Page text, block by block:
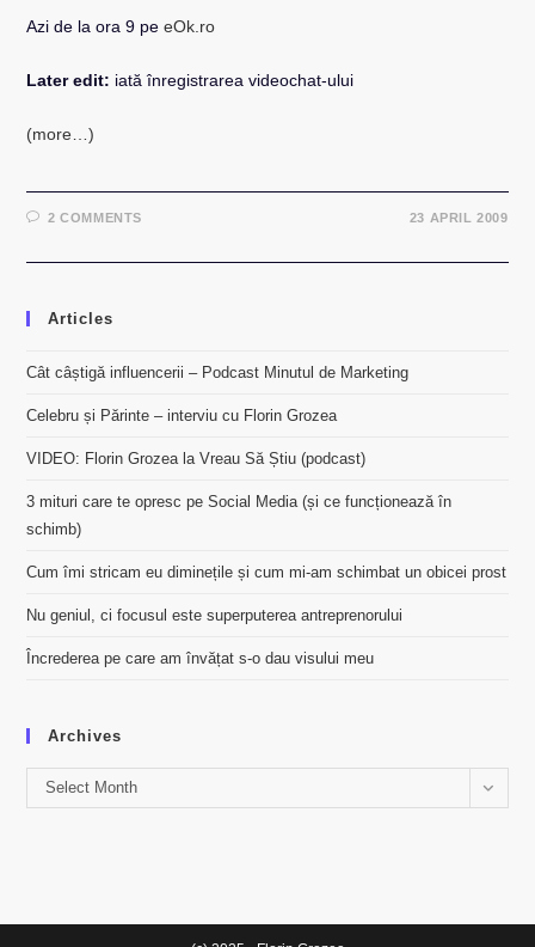
Azi de la ora 9 peeOk.ro
Later edit: iată înregistrarea videochat-ului
(more…)
2 COMMENTS 23 APRIL 2009
Articles
Cât câștigă influencerii – Podcast Minutul de Marketing
Celebru și Părinte – interviu cu Florin Grozea
VIDEO: Florin Grozea la Vreau Să Știu (podcast)
3 mituri care te opresc pe Social Media (și ce funcționează în
schimb)
Cum îmi stricam eu diminețile și cum mi-am schimbat un obicei prost
Nu geniul, ci focusul este superputerea antreprenorului
Încrederea pe care am învățat s-o dau visului meu
Archives
Archives
Select Month